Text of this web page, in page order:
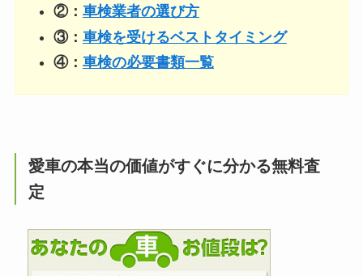
②： 車検業者の選び方
③： 車検を受けるベストタイミング
④： 車検の必要書類一覧
愛車の本当の価値がすぐに分かる無料査
定